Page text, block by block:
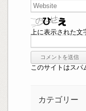
上に表示された文
このサイトはスパ
カテゴリー